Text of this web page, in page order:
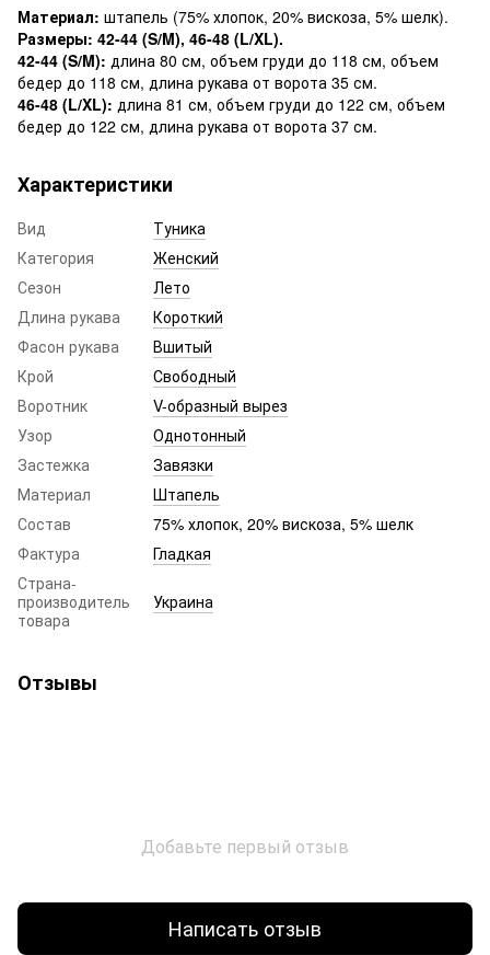
Материал: штапель (75% хлопок, 20% вискоза, 5% шелк).
Размеры: 42-44 (S/M), 46-48 (L/XL).
42-44 (S/M): длина 80 см, объем груди до 118 см, объем
бедер до 118 см, длина рукава от ворота 35 см.
46-48 (L/XL): длина 81 см, объем груди до 122 см, объем
бедер до 122 см, длина рукава от ворота 37 см.
Характеристики
Вид
Туника
Категория
Женский
Сезон
Лето
Длина рукава
Короткий
Фасон рукава
Вшитый
Крой
Свободный
Воротник
V-образный вырез
Узор
Однотонный
Застежка
Завязки
Материал
Штапель
Состав
75% хлопок, 20% вискоза, 5% шелк
Фактура
Гладкая
Страна-
производитель
товара
Украина
Отзывы
Добавьте первый отзыв
Написать отзыв